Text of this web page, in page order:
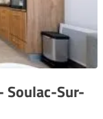
Soulac-Sur-